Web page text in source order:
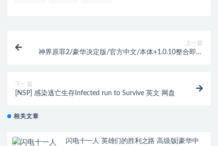
上一篇
神界原罪2/豪华决定版/官方中文/本体+1.0.10整合即撸
下一篇
[NSP] 感染逃亡生存Infected run to Survive 英文 网盘
相关文章
闪电十一人 英雄们的胜利之路 高级版|豪华中